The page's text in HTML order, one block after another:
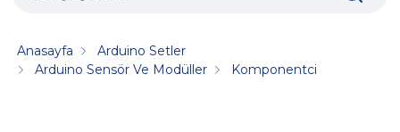
Anasayfa
Arduino Setler
Arduino Sensör Ve Modüller
Komponentci